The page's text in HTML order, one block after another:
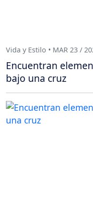
Vida y Estilo • MAR 23 /
Encuentran
bajo una cruz